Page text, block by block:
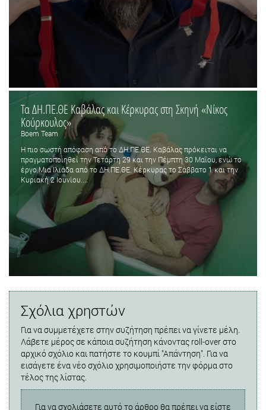
Τα ΔΗ.ΠΕ.ΘΕ Καβάλας και Κέρκυρας στη Σκηνή «Νίκος
Κούρκουλος»
Boem Team
Η πιο σωστή απόφαση από το ΔΗ.ΠΕ.ΘΕ. Καβάλας πρόκειται να
πραγματοποιηθεί την Τετάρτη 29 και την Πέμπτη 30 Μαΐου, ενώ το
έργο Μια Ιλιάδα από το ΔΗ.ΠΕ.ΘΕ. Κέρκυρας το Σάββατο 1 και την
Κυριακή 2 Ιουνίου....
Σχόλια χρηστών
Για να συμμετέχετε στην συζήτηση πρέπει να γίνετε μέλη.
Λάβετε μέρος σε κάποια συζήτηση κάνοντας roll-over στο
αρχικό σχόλιο και πατήστε το κουμπί "Απάντηση". Για να
εισάγετε ένα νέο σχόλιο χρησιμοποιήστε την φόρμα στο
τέλος της λίστας.
Για να σχολιάσετε αυτό το άρθρο θα πρέπει να είστε